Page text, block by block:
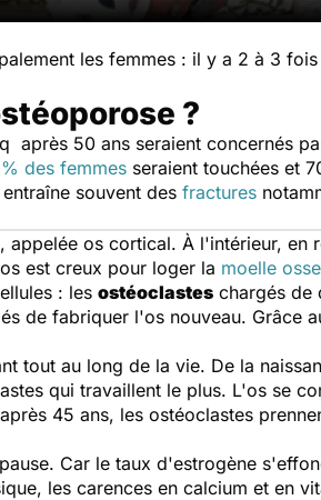
les femmes : il y a 2 à 3
?
après 50 ans seraient concernés
des femmes seraient touchées et
entraîne souvent des fractures
os cortical. À l'intérieur, en
est creux pour loger la moelle
: les ostéoclastes chargés de
de fabriquer l'os nouveau. Grâce
tout au long de la vie. De la
qui travaillent le plus. L'os se
45 ans, les ostéoclastes
Car le taux d'estrogène
les carences en calcium et en